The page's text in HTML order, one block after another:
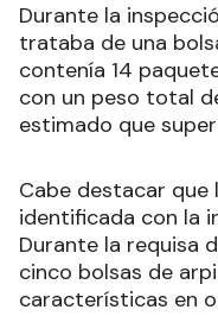
Durante la
trataba de una
contenía 14
con un peso total
estimado que
Cabe destacar que
identificada con la
Durante la requisa
cinco bolsas de
características en